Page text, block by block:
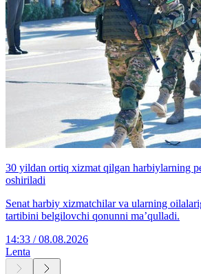
30 yildan ortiq xizmat qilgan harbiylarning
oshiriladi
Senat harbiy xizmatchilar va ularning
tartibini belgilovchi qonunni ma’qulladi.
14:33 / 08.08.2026
Lenta